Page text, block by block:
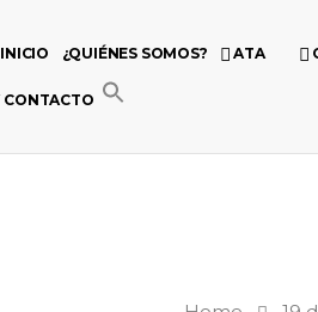
INICIO ¿QUIÉNES SOMOS? ATA
CONTACTO